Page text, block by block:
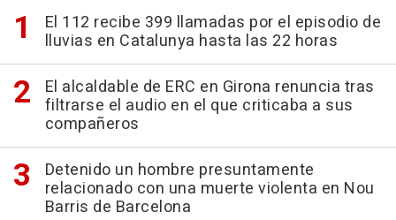
El 112 recibe 399 llamadas por el episodio de
lluvias en Catalunya hasta las 22 horas
El alcaldable de ERC en Girona renuncia tras
filtrarse el audio en el que criticaba a sus
compañeros
Detenido un hombre presuntamente
relacionado con una muerte violenta en Nou
Barris de Barcelona